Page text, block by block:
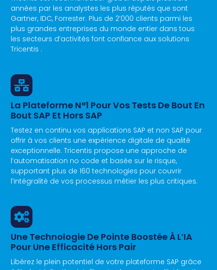
années par les analystes les plus réputés que sont
Gartner, IDC, Forrester. Plus de 2’000 clients parmi les
plus grandes entreprises du monde entier dans tous
les secteurs d’activités font confiance aux solutions
Tricentis .
La Plateforme N°1 Pour Vos Tests De Bout En
Bout SAP Et Hors SAP
Testez en continu vos applications SAP et non SAP pour
offrir à vos clients une expérience digitale de qualité
exceptionnelle. Tricentis propose une approche de
l’automatisation no code et basée sur le risque,
supportant plus de 160 technologies pour couvrir
l’intégralité de vos processus métier les plus critiques.
Une Technologie De Pointe Boostée À L’IA
Pour Une Efficacité Hors Pair
Libérez le plein potentiel de votre plateforme SAP grâce